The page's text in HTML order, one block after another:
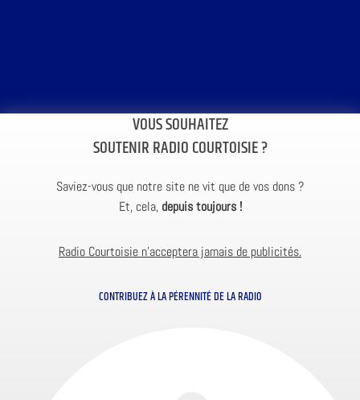
VOUS SOUHAITEZ
SOUTENIR RADIO COURTOISIE ?
Saviez-vous que notre site ne vit que de vos dons ?
Et, cela, depuis toujours !
Radio Courtoisie n’acceptera jamais de publicités.
CONTRIBUEZ À LA PÉRENNITÉ DE LA RADIO